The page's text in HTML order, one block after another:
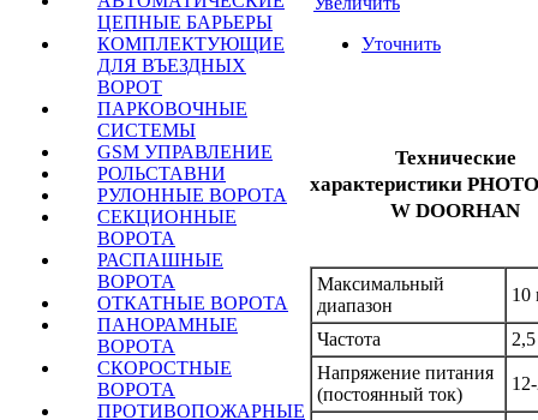
ЦЕПНЫЕ БАРЬЕРЫ
КОМПЛЕКТУЮЩИЕ
ДЛЯ ВЪЕЗДНЫХ
ВОРОТ
ПАРКОВОЧНЫЕ
СИСТЕМЫ
GSM УПРАВЛЕНИЕ
РОЛЬСТАВНИ
РУЛОННЫЕ ВОРОТА
СЕКЦИОННЫЕ
ВОРОТА
РАСПАШНЫЕ
ВОРОТА
ОТКАТНЫЕ ВОРОТА
ПАНОРАМНЫЕ
ВОРОТА
СКОРОСТНЫЕ
ВОРОТА
ПРОТИВОПОЖАРНЫЕ
Уточнить
Технические
характеристики
W DOORHAN
Максимальный
диапазон
10
Частота
Напряжение питания
(постоянный ток)